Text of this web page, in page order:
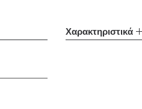
Χαρακτηριστικά